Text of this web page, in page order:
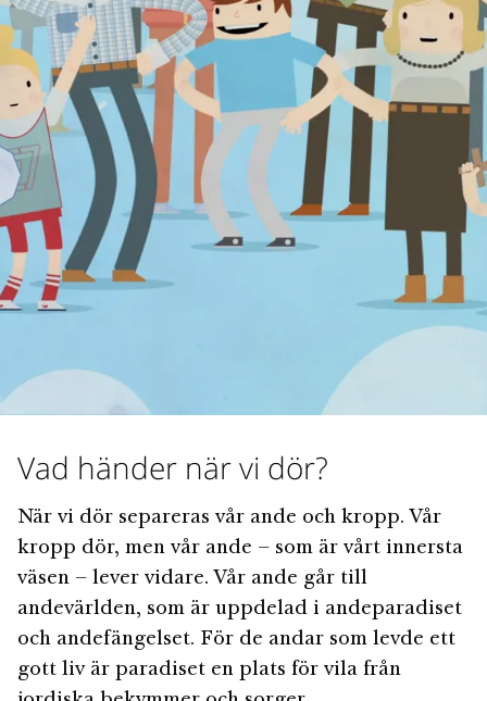
Vad händer när vi dör?
När vi dör separeras vår ande och kropp. Vår
kropp dör, men vår ande – som är vårt innersta
väsen – lever vidare. Vår ande går till
andevärlden, som är uppdelad i andeparadiset
och andefängelset. För de andar som levde ett
gott liv är paradiset en plats för vila från